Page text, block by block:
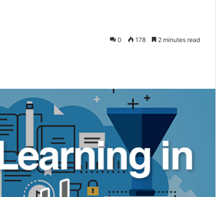
0 178 2 minutes read